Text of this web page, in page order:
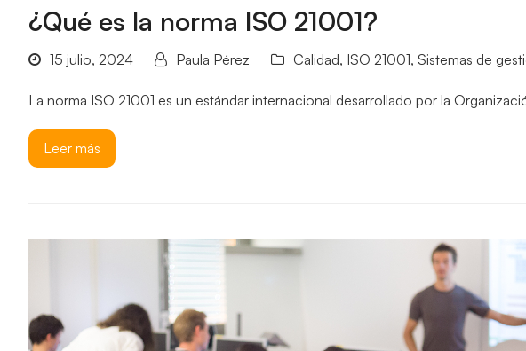
¿Qué es la norma ISO 21001?
15 julio, 2024 Paula Pérez Calidad, ISO 21001, Sistemas de
La norma ISO 21001 es un estándar internacional desarrollado por la
Leer más